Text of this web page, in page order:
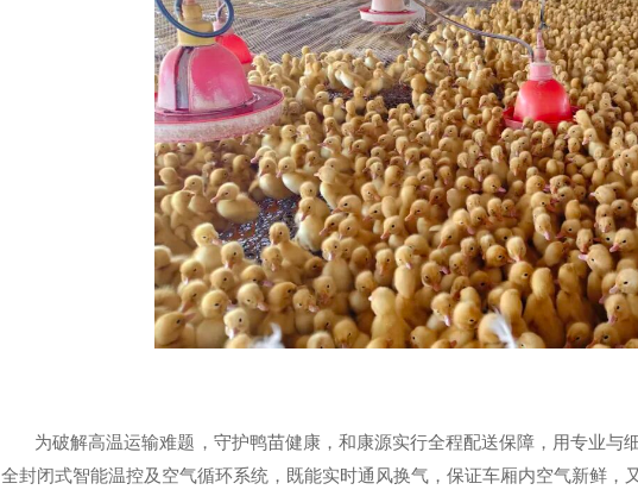
为破解高温运输难题，守护鸭苗健康，和康源实行全程配送保障，用专业与
全封闭式智能温控及空气循环系统，既能实时通风换气，保证车厢内空气新鲜